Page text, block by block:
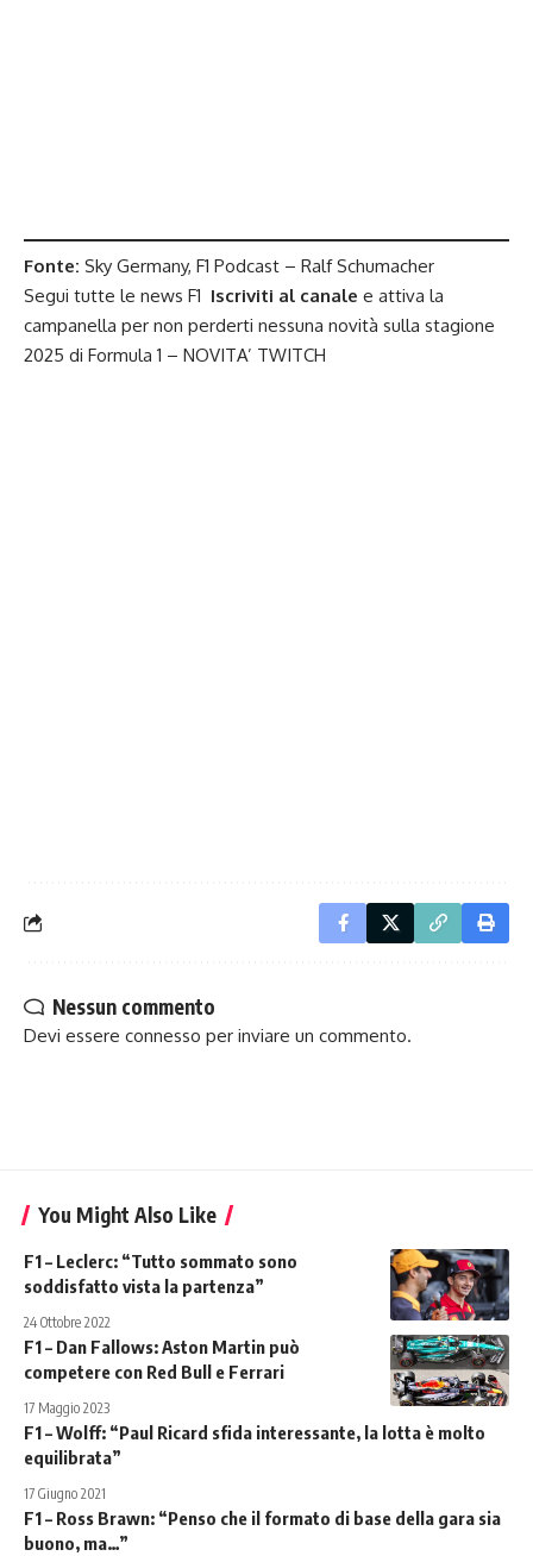
Fonte: Sky Germany, F1 Podcast – Ralf Schumacher
Segui tutte le news F1 Iscriviti al canale e attiva la
campanella per non perderti nessuna novità sulla stagione
2025 di Formula 1 – NOVITA’ TWITCH
Nessun commento
Devi essere connesso per inviare un commento.
You Might Also Like
F1 – Leclerc: “Tutto sommato sono
soddisfatto vista la partenza”
24 Ottobre 2022
F1 – Dan Fallows: Aston Martin può
competere con Red Bull e Ferrari
17 Maggio 2023
F1 – Wolff: “Paul Ricard sfida interessante, la lotta è molto
equilibrata”
17 Giugno 2021
F1 – Ross Brawn: “Penso che il formato di base della gara sia
buono, ma…”